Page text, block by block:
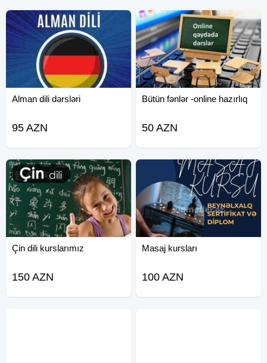
Alman dili dərsləri
95 AZN
Bütün fənlər -online hazırlıq
50 AZN
Çin dili kurslarımız
150 AZN
Masaj kursları
100 AZN